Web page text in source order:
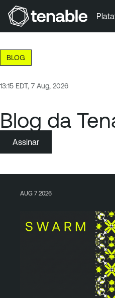
Ir para o conteúdo principal
Ir para o fim
BLOG
13:15 EDT, 7 Aug, 2026
Blog da
Assinar
AUG 7 2026